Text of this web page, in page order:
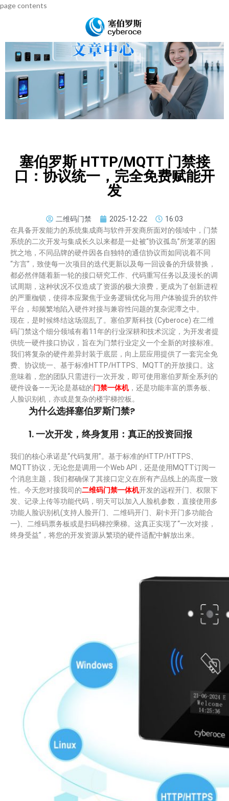
page contents
塞伯罗斯 HTTP/MQTT 门禁接
口：协议统一，完全免费赋能开
发
二维码门禁 2025-12-22
16:03
在具备开发能力的系统集成商与软件开发商所面对的领域中，门禁
系统的二次开发与集成长久以来都是一处被“协议孤岛”所笼罩的困
扰之地，不同品牌的硬件因各自独特的通信协议而如同说着不同
“方言”，致使每一次项目的迭代更新以及每一回设备的升级替换，
都必然伴随着新一轮的接口研究工作、代码重写任务以及漫长的调
试周期，这种状况不仅造成了资源的极大浪费，更成为了创新进程
的严重枷锁，使得本应聚焦于业务逻辑优化与用户体验提升的软件
平台，却频繁地陷入硬件对接与兼容性问题的复杂泥潭之中。
现在，是时候终结这场混乱了。塞伯罗斯科技 (Cyberoce) 在二维
码门禁这个细分领域有着11年的行业深耕和技术沉淀，为开发者提
供统一硬件接口协议，旨在为门禁行业定义一个全新的对接标准。
我们将复杂的硬件差异封装于底层，向上层应用提供了一套完全免
费、协议统一、基于标准HTTP/HTTPS、MQTT的开放接口。这
意味着，您的团队只需进行一次开发，即可使用塞伯罗斯全系列的
硬件设备——无论是基础的门禁一体机，还是功能丰富的票务板、
人脸识别机，亦或是复杂的楼宇梯控板。
为什么选择塞伯罗斯门禁?
1. 一次开发，终身复用：真正的投资回报
我们的核心承诺是“代码复用”。基于标准的HTTP/HTTPS、
MQTT协议，无论您是调用一个Web API，还是使用MQTT订阅一
个消息主题，我们都确保了其接口定义在所有产品线上的高度一致
性。今天您对接我司的二维码门禁一体机开发的远程开门、权限下
发、记录上传等功能代码，明天可以加入人脸机参数，直接使用多
功能人脸识别机(支持人脸开门、二维码开门、刷卡开门多功能合
一)、二维码票务板或是扫码梯控乘梯。这真正实现了“一次对接，
终身受益”，将您的开发资源从繁琐的硬件适配中解放出来。